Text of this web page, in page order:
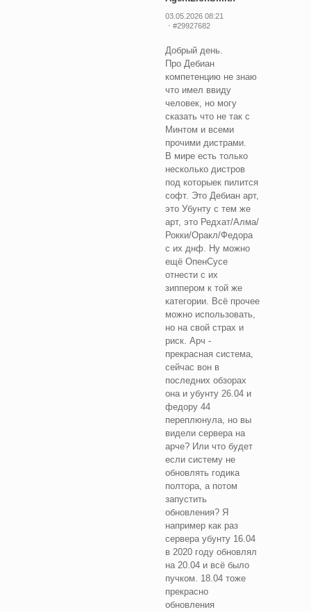
03.05.2026 08:21
#29927682
Добрый день.
Про Дебиан
компетенцию не знаю
что имел ввиду
человек, но могу
сказать что не так с
Минтом и всеми
прочими дистрами.
В мире есть только
несколько дистров
под которыек пилится
софт. Это Дебиан арт,
это Убунту с тем же
арт, это Редхат/Алма/
Рокки/Оракл/Федора
с их днф. Ну можно
ещё ОпенСусе
отнести с их
зиппером к той же
категории. Всё прочее
можно использовать,
но на свой страх и
риск. Арч -
прекрасная система,
сейчас вон в
последних обзорах
она и убунту 26.04 и
федору 44
переплюнула, но вы
видели сервера на
арче? Или что будет
если систему не
обновлять годика
полтора, а потом
запустить
обновления? Я
например как раз
сервера убунту 16.04
в 2020 году обновлял
на 20.04 и всё было
пучком. 18.04 тоже
прекрасно
обновления